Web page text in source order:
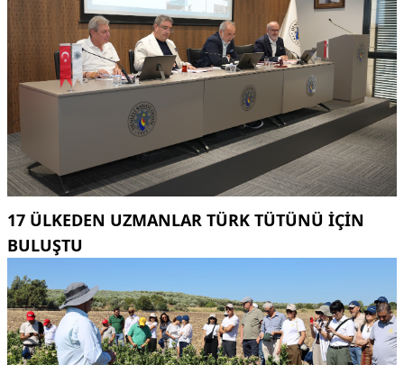
17 ÜLKEDEN UZMANLAR TÜRK TÜTÜNÜ IÇIN
BULUŞTU